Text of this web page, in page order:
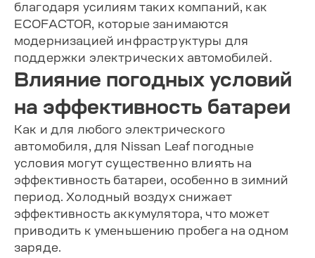
благодаря усилиям таких компаний, как
ECOFACTOR, которые занимаются
модернизацией инфраструктуры для
поддержки электрических автомобилей.
Влияние погодных условий
на эффективность батареи
Как и для любого электрического
автомобиля, для Nissan Leaf погодные
условия могут существенно влиять на
эффективность батареи, особенно в зимний
период. Холодный воздух снижает
эффективность аккумулятора, что может
приводить к уменьшению пробега на одном
заряде.